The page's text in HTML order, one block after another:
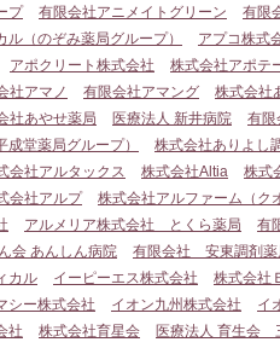
プ
有限会社アニメイトグリーン 有限
（のぞみ薬局グループ）
アプコ株式
アポクリート株式会社 株式会社アポテ
社アマノ 有限会社アマング 株式会社
社あやせ薬局 医療法人 新井病院 有限
堂薬局グループ）
株式会社ありよし
会社アルタックス 株式会社Altia 株式
会社アルプ 株式会社アルファーム（ク
アルメリア株式会社 とくら薬局 有
会 あんしん病院
有限会社 安東調剤薬
カル
イーピーエス株式会社 株式会社
シー株式会社
イオン九州株式会社 イ
社
株式会社育星会 医療法人 育生会